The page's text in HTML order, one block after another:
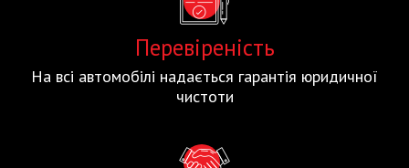
Перевіреність
На всі автомобілі надається гарантія юридичної
чистоти